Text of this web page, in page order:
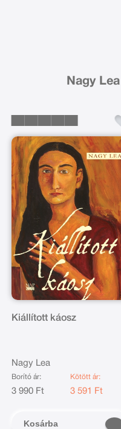
Nagy
Kiállított káosz
Nagy Lea
Borító ár:
3 990 Ft
Kötött ár:
3 591 Ft
Kosárba